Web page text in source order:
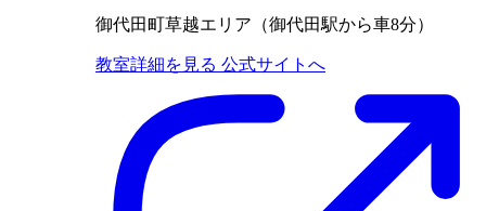
御代田町草越エリア（御代田駅から車8分）
教室詳細を見る 公式サイトへ